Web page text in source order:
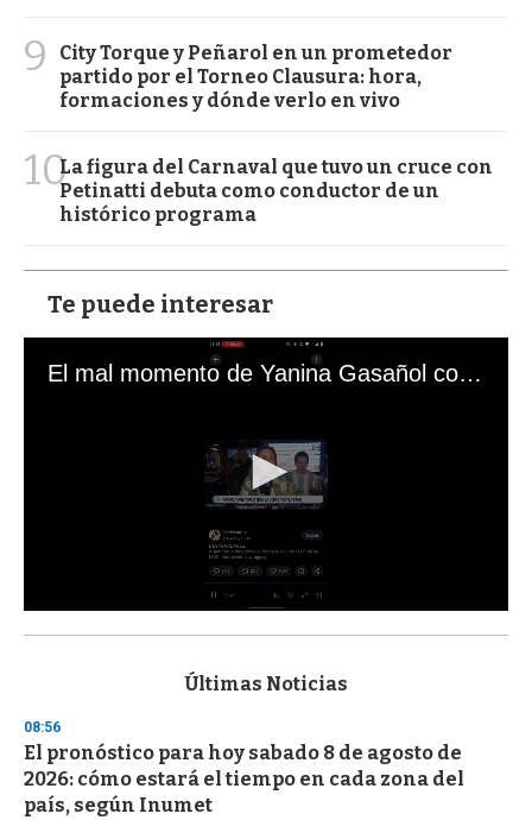
9
City Torque y Peñarol en un prometedor
partido por el Torneo Clausura: hora,
formaciones y dónde verlo en vivo
10La figura del Carnaval que tuvo un cruce con
Petinatti debuta como conductor de un
histórico programa
Te puede interesar
El mal momento de Yanina Gasañol con un hincha argentino en "Subrayado"
s
d
s
o
f
3
Últimas Noticias
08:56
El pronóstico para hoy sabado 8 de agosto de
2026: cómo estará el tiempo en cada zona del
país, según Inumet